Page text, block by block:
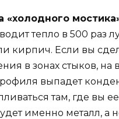
«холодного
тепло в 500 раз
кирпич. Если вы
в зонах стыков, на
выпадет
там, где вы
именно металл, а